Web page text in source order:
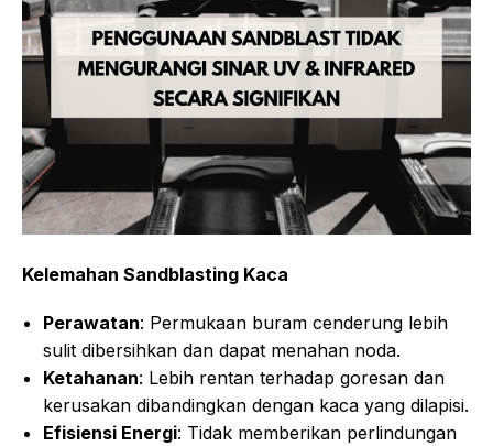
Kelemahan Sandblasting Kaca
Perawatan: Permukaan buram cenderung lebih
sulit dibersihkan dan dapat menahan noda.
Ketahanan: Lebih rentan terhadap goresan dan
kerusakan dibandingkan dengan kaca yang dilapisi.
Efisiensi Energi: Tidak memberikan perlindungan